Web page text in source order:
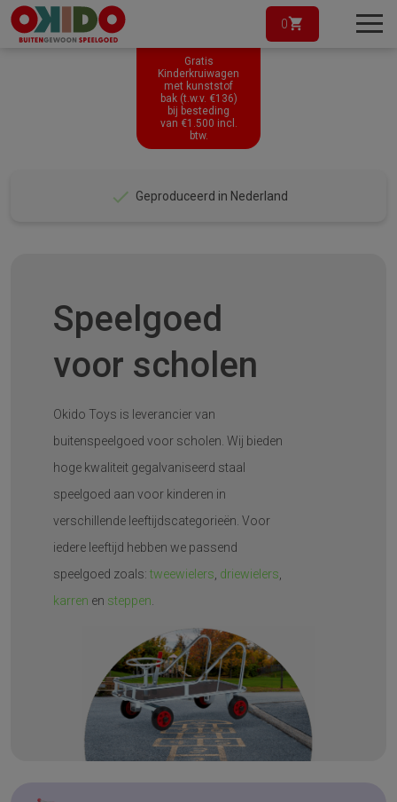
0
Gratis
Kinderkruiwagen
met kunststof
bak (t.w.v. €136)
bij besteding
van €1.500 incl.
btw.
Gemonteerd geleverd
Speelgoed
voor scholen
Okido Toys is leverancier van
buitenspeelgoed voor scholen. Wij bieden
hoge kwaliteit gegalvaniseerd staal
speelgoed aan voor kinderen in
verschillende leeftijdscategorieën. Voor
iedere leeftijd hebben we passend
speelgoed zoals: tweewielers driewielers
karren en steppen